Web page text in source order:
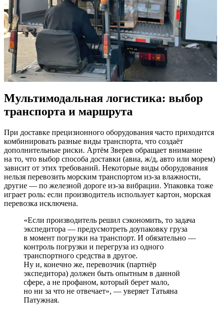
Мультимодальная логистика: выбор
транспорта и маршрута
При доставке прецизионного оборудования часто приходится
комбинировать разные виды транспорта, что создаёт
дополнительные риски. Артём Зверев обращает внимание
на то, что выбор способа доставки (авиа, ж/д, авто или морем)
зависит от этих требований. Некоторые виды оборудования
нельзя перевозить морским транспортом из-за влажности,
другие — по железной дороге из-за вибрации. Упаковка тоже
играет роль: если производитель использует картон, морская
перевозка исключена.
«Если производитель решил сэкономить, то задача
экспедитора — предусмотреть доупаковку груза
в момент погрузки на транспорт. И обязательно —
контроль погрузки и перегруза из одного
транспортного средства в другое.
Ну и, конечно же, перевозчик (партнёр
экспедитора) должен быть опытным в данной
сфере, а не профаном, который берет мало,
но ни за что не отвечает», — уверяет Татьяна
Патужная.